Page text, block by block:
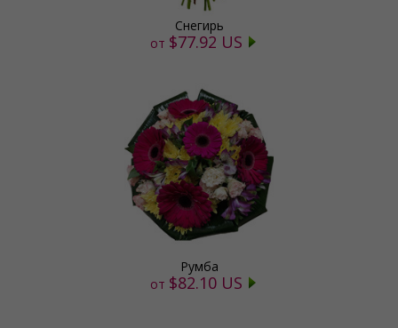
Снегирь
от $77.92 US
Румба
от $82.10 US